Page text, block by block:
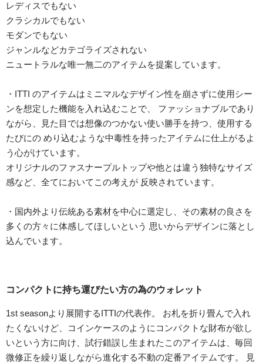
レディスでもない
クラシカルでもない
モダンでもない
ジャンルなどカテゴライズされない
ニュートラルな唯一無二のアイテムを提案しています。
・ITTI のアイテムはミニマルなデザイン性を崩さずに使用シー
ンを想定した機能を入れ込むことで、 ファッショナブルであり
ながら、見た目では想像のつかない使い勝手を持つ、使用する
たびにの めり込むような中毒性を持ったアイテムに仕上がるよ
う心がけています。
オリジナルのファスナープルトップや他とは違う独特なサイズ
感など、全てにおいてこの考えが 反映されています。
・国内外より伝統ある素材を中心に選定し、その素材の良さを
多くの方々に体感してほしいという 思いからデザインに落とし
込んでいます。
コンパクトに持ち運びたい方の為のウォレット
1st seasonより展開するITTIの代表作。 お札を折り畳んで入れ
たくないけど、コインケースのようにコンパクトな財布が欲し
いという方に向け、試行錯誤し生まれたこのアイテムは、毎回
微修正を繰り返しながら進化する不動の定番アイテムです。 見